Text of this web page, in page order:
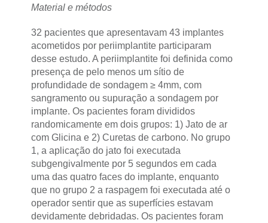
Material e métodos
32 pacientes que apresentavam 43 implantes
acometidos por periimplantite participaram
desse estudo. A periimplantite foi definida como
presença de pelo menos um sítio de
profundidade de sondagem ≥ 4mm, com
sangramento ou supuração a sondagem por
implante. Os pacientes foram divididos
randomicamente em dois grupos: 1) Jato de ar
com Glicina e 2) Curetas de carbono. No grupo
1, a aplicação do jato foi executada
subgengivalmente por 5 segundos em cada
uma das quatro faces do implante, enquanto
que no grupo 2 a raspagem foi executada até o
operador sentir que as superfícies estavam
devidamente debridadas. Os pacientes foram